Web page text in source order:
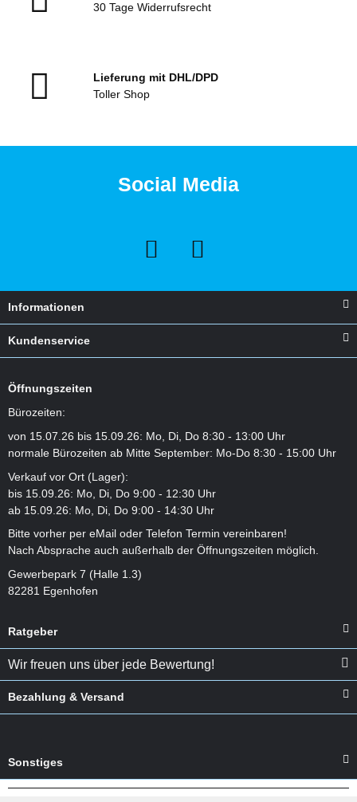
30 Tage Widerrufsrecht
Lieferung mit DHL/DPD
Toller Shop
Social Media
Informationen
Kundenservice
Öffnungszeiten
Bürozeiten:
von 15.07.26 bis 15.09.26: Mo, Di, Do 8:30 - 13:00 Uhr
normale Bürozeiten ab Mitte September: Mo-Do 8:30 - 15:00 Uhr
Verkauf vor Ort (Lager):
bis 15.09.26: Mo, Di, Do 9:00 - 12:30 Uhr
ab 15.09.26: Mo, Di, Do 9:00 - 14:30 Uhr
Bitte vorher per eMail oder Telefon Termin vereinbaren!
Nach Absprache auch außerhalb der Öffnungszeiten möglich.
Gewerbepark 7 (Halle 1.3)
82281 Egenhofen
Ratgeber
Wir freuen uns über jede Bewertung!
Bezahlung & Versand
Sonstiges